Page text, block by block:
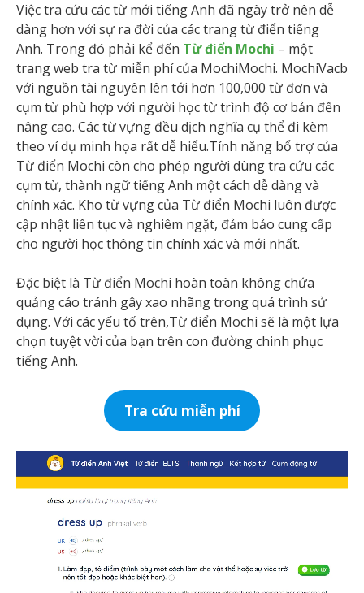
Việc tra cứu các từ mới tiếng Anh đã ngày trở nên dễ
dàng hơn với sự ra đời của các trang từ điển tiếng
Anh. Trong đó phải kể đến Từ điển Mochi – một
trang web tra từ miễn phí của MochiMochi. MochiVacb
với nguồn tài nguyên lên tới hơn 100,000 từ đơn và
cụm từ phù hợp với người học từ trình độ cơ bản đến
nâng cao. Các từ vựng đều dịch nghĩa cụ thể đi kèm
theo ví dụ minh họa rất dễ hiểu.Tính năng bổ trợ của
Từ điển Mochi còn cho phép người dùng tra cứu các
cụm từ, thành ngữ tiếng Anh một cách dễ dàng và
chính xác. Kho từ vựng của Từ điển Mochi luôn được
cập nhật liên tục và nghiêm ngặt, đảm bảo cung cấp
cho người học thông tin chính xác và mới nhất.
Đặc biệt là Từ điển Mochi hoàn toàn không chứa
quảng cáo tránh gây xao nhãng trong quá trình sử
dụng. Với các yếu tố trên,Từ điển Mochi sẽ là một lựa
chọn tuyệt vời của bạn trên con đường chinh phục
tiếng Anh.
Tra cứu miễn phí